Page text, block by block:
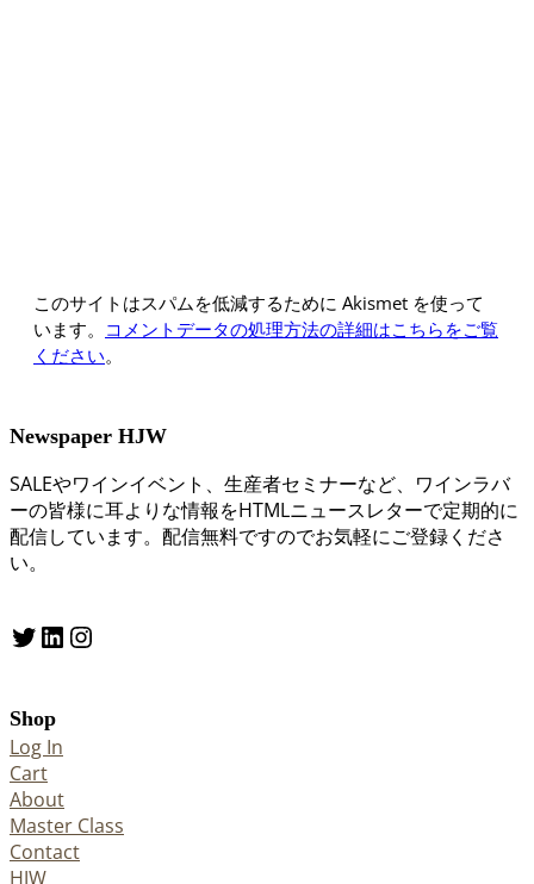
このサイトはスパムを低減するために Akismet を使って
います。 コメントデータの処理方法の詳細はこちらをご覧
ください。
Newspaper HJW
SALEやワインイベント、生産者セミナーなど、ワインラバ
ーの皆様に耳よりな情報をHTMLニュースレターで定期的に
配信しています。配信無料ですのでお気軽にご登録くださ
い。
Twitter LinkedIn Instagram
Shop
Log In
Cart
About
Master Class
Contact
HJW